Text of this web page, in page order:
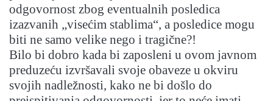
odgovornost zbog eventualnih posledica
izazvanih „visećim stablima“, a posledice mogu
biti ne samo velike nego i tragične?!
Bilo bi dobro kada bi zaposleni u ovom javnom
preduzeću izvršavali svoje obaveze u okviru
svojih nadležnosti, kako ne bi došlo do